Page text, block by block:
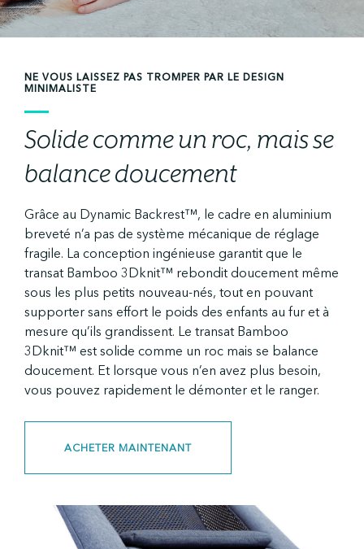
NE VOUS LAISSEZ PAS TROMPER PAR LE DESIGN
MINIMALISTE
Solide comme un roc, mais se
balance doucement
Grâce au Dynamic Backrest™, le cadre en aluminium
breveté n’a pas de système mécanique de réglage
fragile. La conception ingénieuse garantit que le
transat Bamboo 3Dknit™ rebondit doucement même
sous les plus petits nouveau-nés, tout en pouvant
supporter sans effort le poids des enfants au fur et à
mesure qu’ils grandissent. Le transat Bamboo
3Dknit™ est solide comme un roc mais se balance
doucement. Et lorsque vous n’en avez plus besoin,
vous pouvez rapidement le démonter et le ranger.
ACHETER MAINTENANT